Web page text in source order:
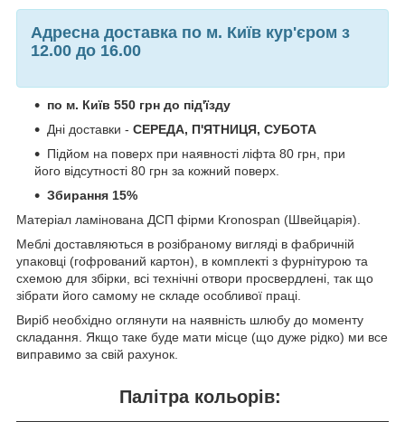
Адресна доставка по м. Київ кур'єром з
12.00 до 16.00
по м. Київ 550 грн до під'їзду
Дні доставки - СЕРЕДА, П'ЯТНИЦЯ, СУБОТА
Підйом на поверх при наявності ліфта 80 грн, при
його відсутності 80 грн за кожний поверх.
Збирання 15%
Матеріал ламінована ДСП фірми Kronospan (Швейцарія).
Меблі доставляються в розібраному вигляді в фабричній
упаковці (гофрований картон), в комплекті з фурнітурою та
схемою для збірки, всі технічні отвори просвердлені, так що
зібрати його самому не складе особливої праці.
Виріб необхідно оглянути на наявність шлюбу до моменту
складання. Якщо таке буде мати місце (що дуже рідко) ми все
виправимо за свій рахунок.
Палітра кольорів: